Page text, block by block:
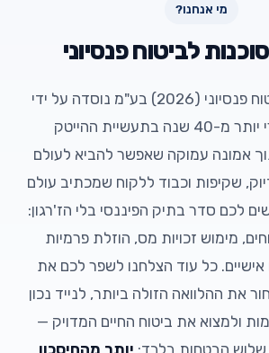
מי אנחנו?
לביטוח פנסיוני
סייבי סוכנות לביטוח פנסיוני (2026) בע"מ נוסדה על ידי
זאב יופה אחרי יותר מ-40 שנה בתעשיית ההייטק
אמונה עמוקה שאפשר להביא לעולם
שקיפות וכבוד ללקוח שמכתיב עולם
לכם סדר בתיק הפיננסי בלי הז'רגון:
מימוש זכויות מס, הוזלת פרמיות
אישיים. כל עוד הצלחנו לשפר לכם את
את ההלוואה הזולה ביותר, לנייד נכון
ולמצוא את ביטוח החיים המדויק —
שלוש הבטחות בלבד: יותר מהחיסכון